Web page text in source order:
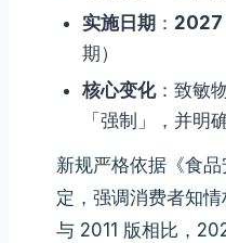
实施日期 ： 2027
期）
核心变化：致敏
「强制」，并明
新规严格依据《食
定，强调消费者知情
与 2011 版相比，